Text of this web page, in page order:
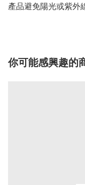
產品避免陽光或紫外
你可能感興趣的